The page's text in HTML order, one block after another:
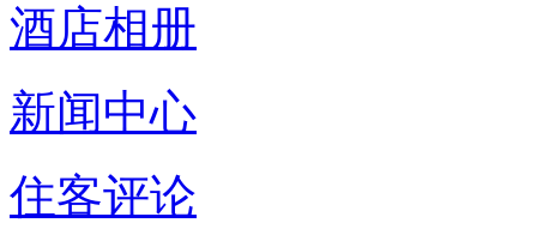
酒店相册
新闻中心
住客评论